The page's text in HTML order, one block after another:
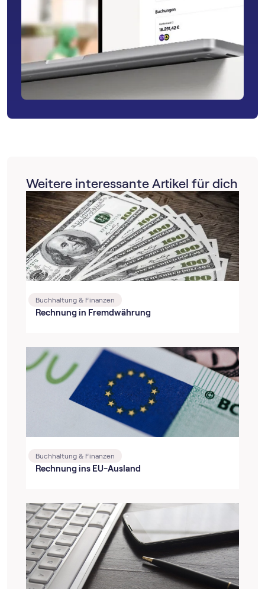
Weitere interessante Artikel für dich
Buchhaltung & Finanzen
Rechnung in Fremdwährung
Buchhaltung & Finanzen
Rechnung ins EU-Ausland